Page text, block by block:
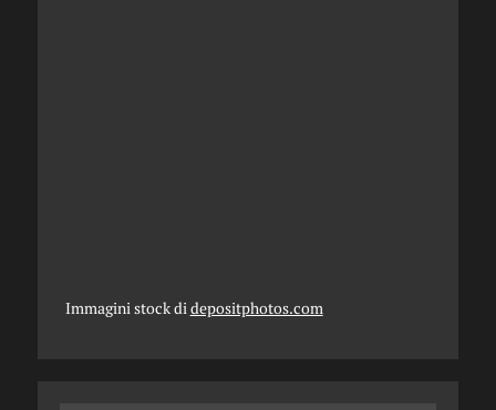
Immagini stock di depositphotos.com